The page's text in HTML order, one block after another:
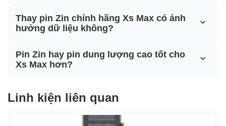
Thay pin Zin chính hãng Xs Max có ảnh
hưởng dữ liệu không?
Pin Zin hay pin dung lượng cao tốt cho
Xs Max hơn?
Linh kiện liên quan